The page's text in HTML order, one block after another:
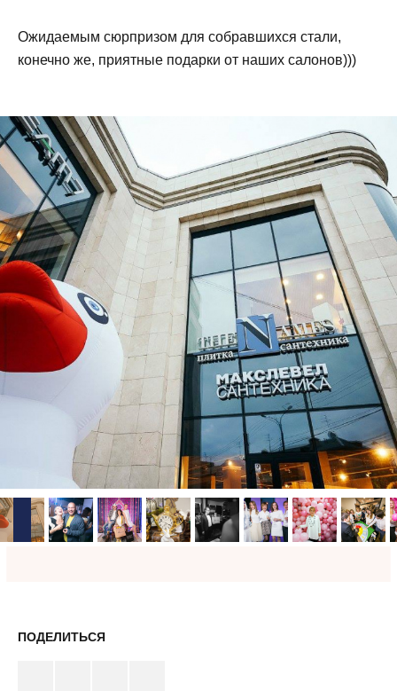
Ожидаемым сюрпризом для собравшихся стали,
конечно же, приятные подарки от наших салонов)))
ПОДЕЛИТЬСЯ